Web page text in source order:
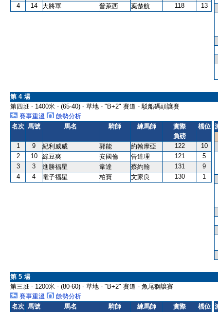
4
14 大將軍 普萊西 葉楚航 118 13
第 4 場
第四班 - 1400米 - (65-40) - 草地 - "B+2" 賽道 - 駁船碼頭讓賽
賽事重溫
餘勢分析
名次 馬號 馬名 騎師 練馬師
實際
負磅
檔位
1 9 紀利威威 郭能 約翰摩亞 122
10
2
10 綠豆爽 安國倫 告達理 121
5
3
3 進勝福星 韋達 蔡約翰 131
9
4
4 電子福星 柏寶 文家良 130 1
第 5 場
第三班 - 1200米 - (80-60) - 草地 - "B+2" 賽道 - 魚尾獅讓賽
賽事重溫
餘勢分析
名次 馬號 馬名 騎師 練馬師
實際
檔位